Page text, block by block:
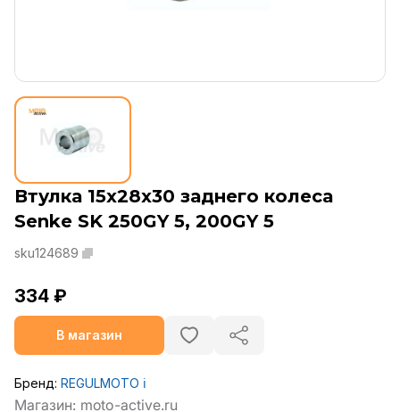
Втулка 15x28x30 заднего колеса
Senke SK 250GY 5, 200GY 5
sku124689
334 ₽
В магазин
Бренд: REGULMOTO ℹ️